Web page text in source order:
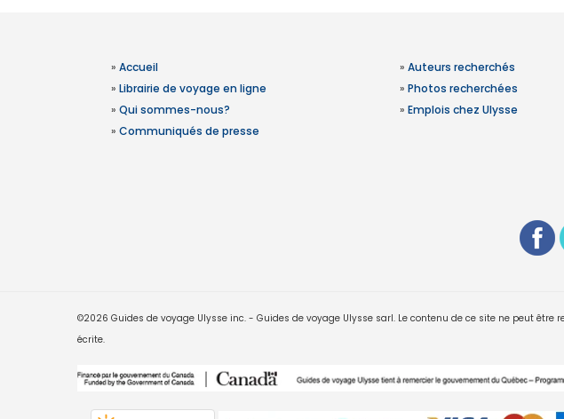
» Accueil
» Librairie de voyage en ligne
» Qui sommes-nous?
» Communiqués de presse
» Auteurs recherchés
» Photos recherchées
» Emplois chez Ulysse
©2026 Guides de voyage Ulysse inc. - Guides de voyage Ulysse sarl. Le contenu de ce site ne peut
écrite.